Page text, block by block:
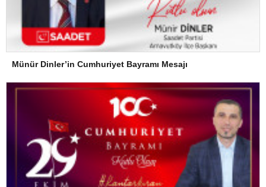
Münür Dinler’in Cumhuriyet Bayramı Mesajı